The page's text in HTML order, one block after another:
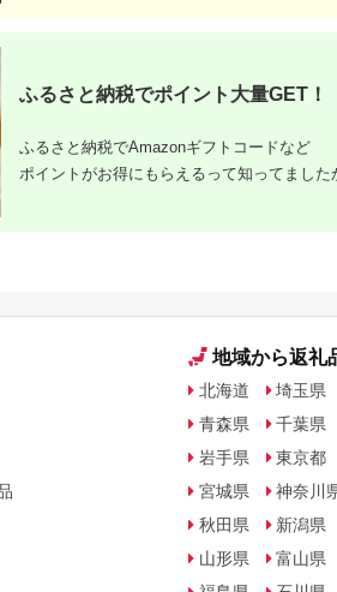
出典：ANAのふるさと
出雲の國からの贈り物
～トマトを超えた超ト
出典：楽天ふるさと納
【ふるさと納税】【辻
為商店】銀だら西京漬
ふるさと納税でポイント大量GET！
ふるさと納税でAmazonギフトコードなど
ポイントがお得にもらえるって知ってました
地域から返礼
北海道
青森県
岩手県
宮城県
秋田県
山形県
埼玉県
千葉県
東京都
神奈川
新潟県
富山県